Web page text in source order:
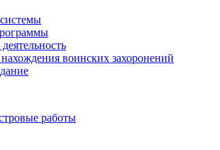
воинских захоронений
работы